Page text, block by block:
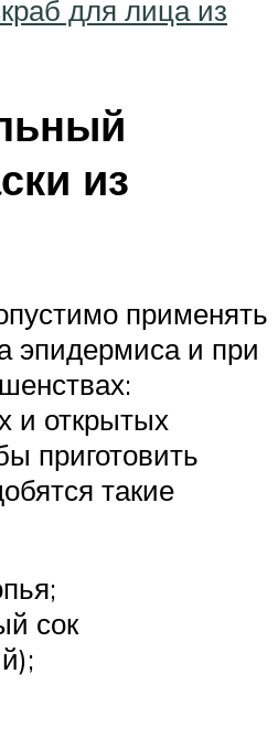
для лица из
из
применять
эпидермиса и при
и открытых
приготовить
такие
сок